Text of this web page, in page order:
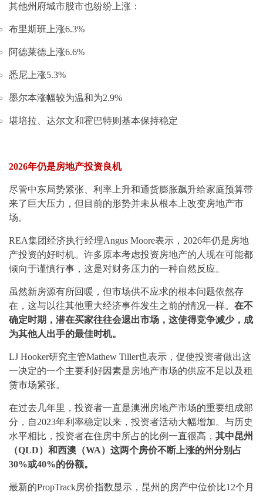
其他州府城市股市也纷纷上涨：
布里斯班上涨6.3%
阿德莱德上涨6.6%
悉尼上涨5.3%
墨尔本涨幅较为温和为2.9%
堪培拉、达尔文和霍巴特则基本保持稳定
2026年仍是房地产投资良机
尽管中东局势紧张、利率上升和通货膨胀飙升给家庭预算带
来了巨大压力，但目前的形势并未从根本上改变房地产市
场。
REA集团经济执行经理Angus Moore表示，2026年仍是房地
产投资的好时机。许多原本考虑投资房地产的人现在可能都
倾向于谨慎行事，这是对财务压力的一种自然反应。
虽然新房源有所回暖，但市场供不应求的根本问题依然存
在，这与以往其他重大经济事件发生之前的情况一样。 在不
确定时期，潜在买家往往会退出市场，这使得竞争减少，成
为其他人出手的最佳时机。
LJ Hooker研究主管Mathew Tiller也表示，促使投资者做出这
一决定的一个主要利好因素是房地产市场的供应不足以及租
赁市场紧张。
在过去几年里，投资者一直是澳洲房地产市场的重要组成部
分，自2023年利率稳定以来，投资者活动大幅增加。与历史
水平相比，投资者在住房中所占的比例一直很高， 其中昆州
（QLD）和西澳（WA）这两个房价不断上涨的州分别占
30%或40%的份额。
最新的PropTrack房价指数显示，昆州的房产中位价比12个月